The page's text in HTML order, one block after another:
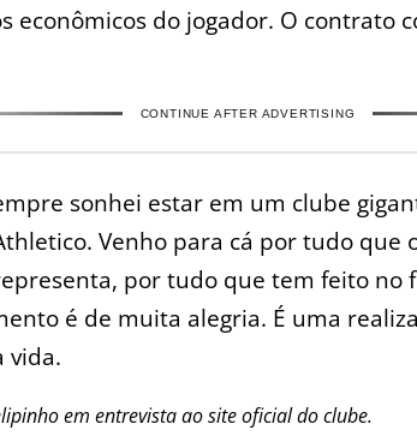
econômicos do jogador. O contrato
CONTINUE AFTER ADVERTISING
sonhei estar em um clube
Venho para cá por tudo que
por tudo que tem feito no
é de muita alegria. É uma
vida.
em entrevista ao site oficial do clube.